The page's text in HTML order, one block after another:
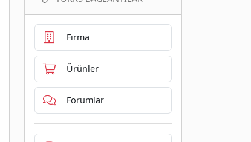
Firma
Ürünler
Forumlar